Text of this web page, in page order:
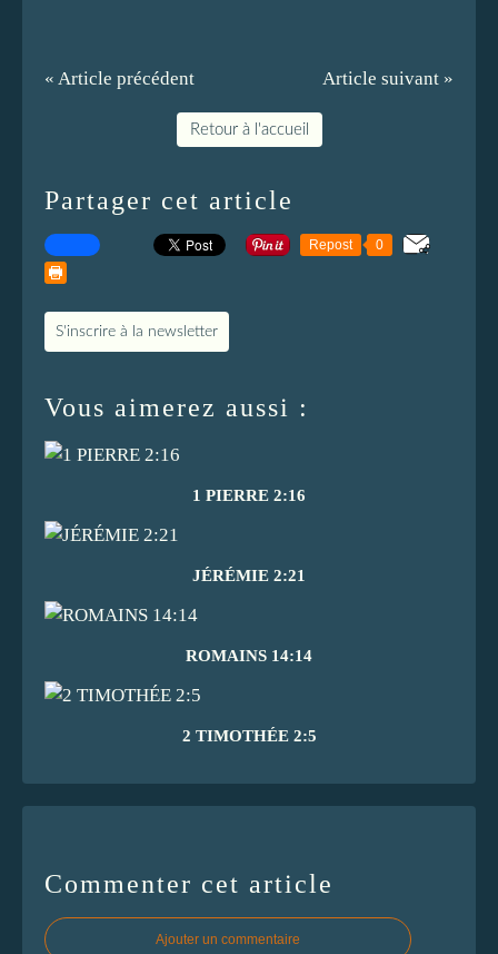
« Article précédent Article suivant »
Retour à l'accueil
Partager cet article
Repost 0
S'inscrire à la newsletter
Vous aimerez aussi :
1 PIERRE 2:16
JÉRÉMIE 2:21
ROMAINS 14:14
2 TIMOTHÉE 2:5
Commenter cet article
Ajouter un commentaire